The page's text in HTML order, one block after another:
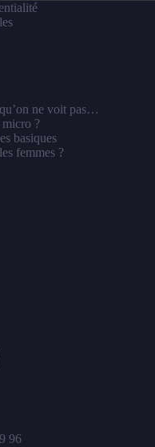
ne voit pas…
micro ?
basiques
femmes ?
96